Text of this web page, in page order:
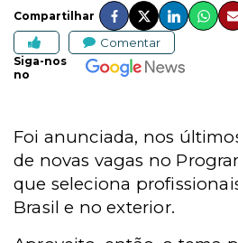
Compartilhar
Comentar
Siga-nos
no
Foi anunciada, nos
de novas vagas no
que seleciona
Brasil e no exterior.